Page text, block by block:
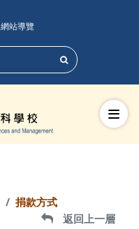
網站導覽
搜尋
切換
捐款方式
返回上一層
返回上一層